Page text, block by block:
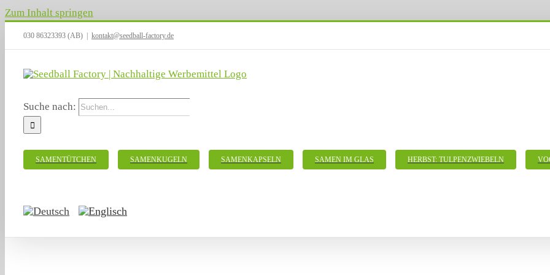
Zum Inhalt springen
030 86323393 (AB) kontakt@seedball-factory.de
Suche nach:
SAMENTÜTCHEN SAMENKUGELN SAMENKAPSELN SAMEN IM GLAS HERBST: TULPENZWIEBELN